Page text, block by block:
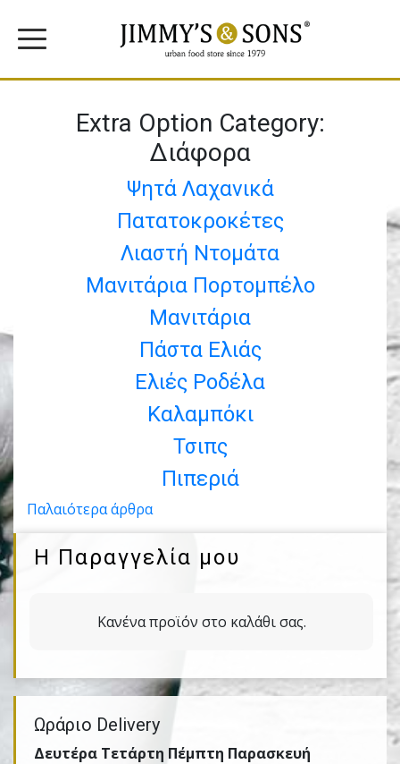
Extra Option Category:
Διάφορα
Ψητά Λαχανικά
Πατατοκροκέτες
Λιαστή Ντομάτα
Μανιτάρια Πορτομπέλο
Μανιτάρια
Πάστα Ελιάς
Ελιές Ροδέλα
Καλαµπόκι
Τσιπς
Πιπεριά
Πλοήγηση
άρθρων
Παλαιότερα άρθρα
Η Παραγγελία μου
Κανένα προϊόν στο καλάθι σας.
Ωράριο Delivery
Δευτέρα Τετάρτη Πέμπτη Παρασκευή